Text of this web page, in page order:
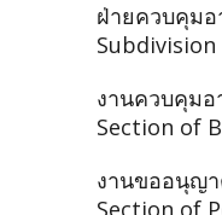
ฝ่ายควบคุมอ
งานควบคุมอ
Section of
งานขออนุญ